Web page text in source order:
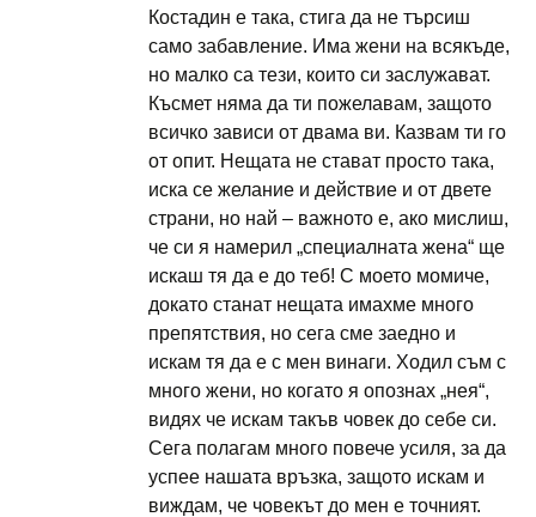
Костадин е така, стига да не търсиш
само забавление. Има жени на всякъде,
но малко са тези, които си заслужават.
Късмет няма да ти пожелавам, защото
всичко зависи от двама ви. Казвам ти го
от опит. Нещата не стават просто така,
иска се желание и действие и от двете
страни, но най – важното е, ако мислиш,
че си я намерил „специалната жена“ ще
искаш тя да е до теб! С моето момиче,
докато станат нещата имахме много
препятствия, но сега сме заедно и
искам тя да е с мен винаги. Ходил съм с
много жени, но когато я опознах „нея“,
видях че искам такъв човек до себе си.
Сега полагам много повече усиля, за да
успее нашата връзка, защото искам и
виждам, че човекът до мен е точният.